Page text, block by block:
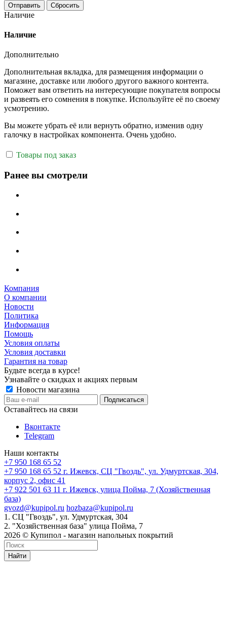
Отправить Сбросить
Наличие
Наличие
Дополнительно
Дополнительная вкладка, для размещения информации о
магазине, доставке или любого другого важного контента.
Поможет вам ответить на интересующие покупателя вопросы
и развеять его сомнения в покупке. Используйте её по своему
усмотрению.
Вы можете убрать её или вернуть обратно, изменив одну
галочку в настройках компонента. Очень удобно.
Товары под заказ
Ранее вы смотрели
Компания
О компании
Новости
Политика
Информация
Помощь
Условия оплаты
Условия доставки
Гарантия на товар
Будьте всегда в курсе!
Узнавайте о скидках и акциях первым
Новости магазина
Оставайтесь на связи
Вконтакте
Telegram
Наши контакты
+7 950 168 65 52
+7 950 168 65 52 г. Ижевск, СЦ "Гвоздь", ул. Удмуртская, 304,
корпус 2, офис 41
+7 922 501 63 11 г. Ижевск, улица Пойма, 7 (Хозяйственная
база)
gvozd@kupipol.ru hozbaza@kupipol.ru
1. СЦ "Гвоздь", ул. Удмуртская, 304
2. "Хозяйственная база" улица Пойма, 7
2026 © Купипол - магазин напольных покрытий
Найти